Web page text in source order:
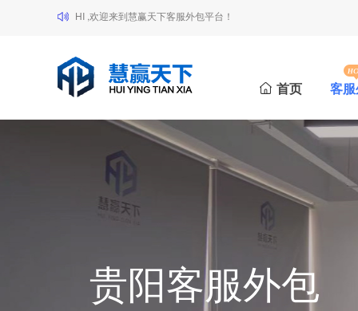
HI ,欢迎来到慧赢天下客服外包平台！
首页 客
贵阳客服外包